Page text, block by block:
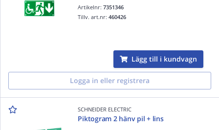
Artikelnr:7351346
Tillv. art.nr:460426
Lägg till i kundvagn
Logga in eller registrera
SCHNEIDER ELECTRIC
Piktogram 2 hänv pil + lins